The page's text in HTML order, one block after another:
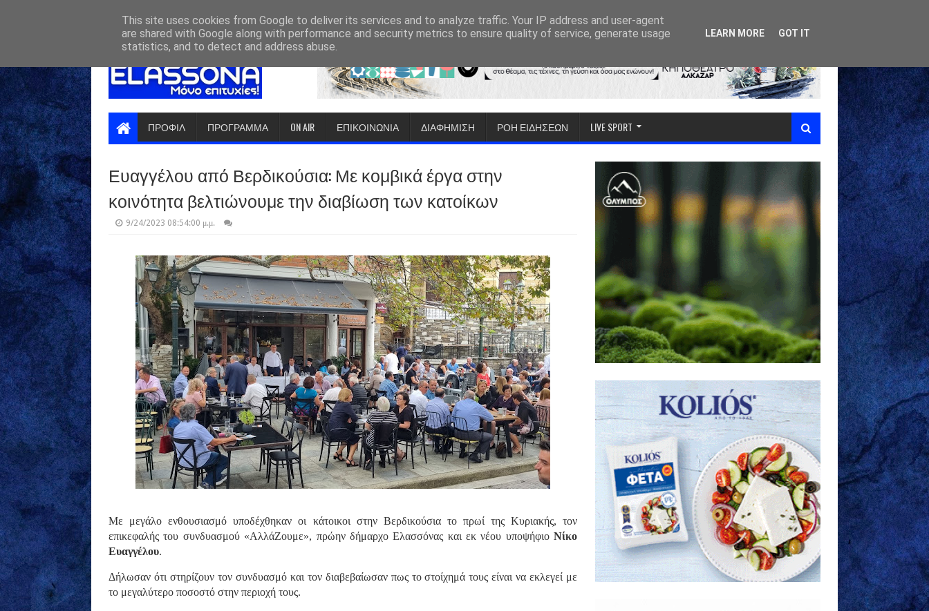
ΠΡΟΦΙΛ ΠΡΟΓΡΑΜΜΑ ON AIR ΕΠΙΚΟΙΝΩΝΙΑ ΔΙΑΦΗΜΙΣΗ ΡΟΗ ΕΙΔΗΣΕΩΝ LIVE SPORT
Ευαγγέλου από Βερδικούσια: Με κομβικά έργα στην
κοινότητα βελτιώνουμε την διαβίωση των κατοίκων
9/24/2023 08:54:00 μ.μ.
Με μεγάλο ενθουσιασμό υποδέχθηκαν οι κάτοικοι στην Βερδικούσια το πρωί της Κυριακής, τον
επικεφαλής του συνδυασμού «ΑλλάΖουμε», πρώην δήμαρχο Ελασσόνας και εκ νέου υποψήφιοΝίκο
Ευαγγέλου.
Δήλωσαν ότι στηρίζουν τον συνδυασμό και τον διαβεβαίωσαν πως το στοίχημά τους είναι να εκλεγεί με
το μεγαλύτερο ποσοστό στην περιοχή τους.
This site uses cookies from Google to deliver its services and to analyze traffic. Your IP address and user-agent
are shared with Google along with performance and security metrics to ensure quality of service, generate usage
statistics, and to detect and address abuse.
LEARN MORE GOT IT